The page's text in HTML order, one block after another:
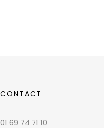
CONTACT
01 69 74 71 10